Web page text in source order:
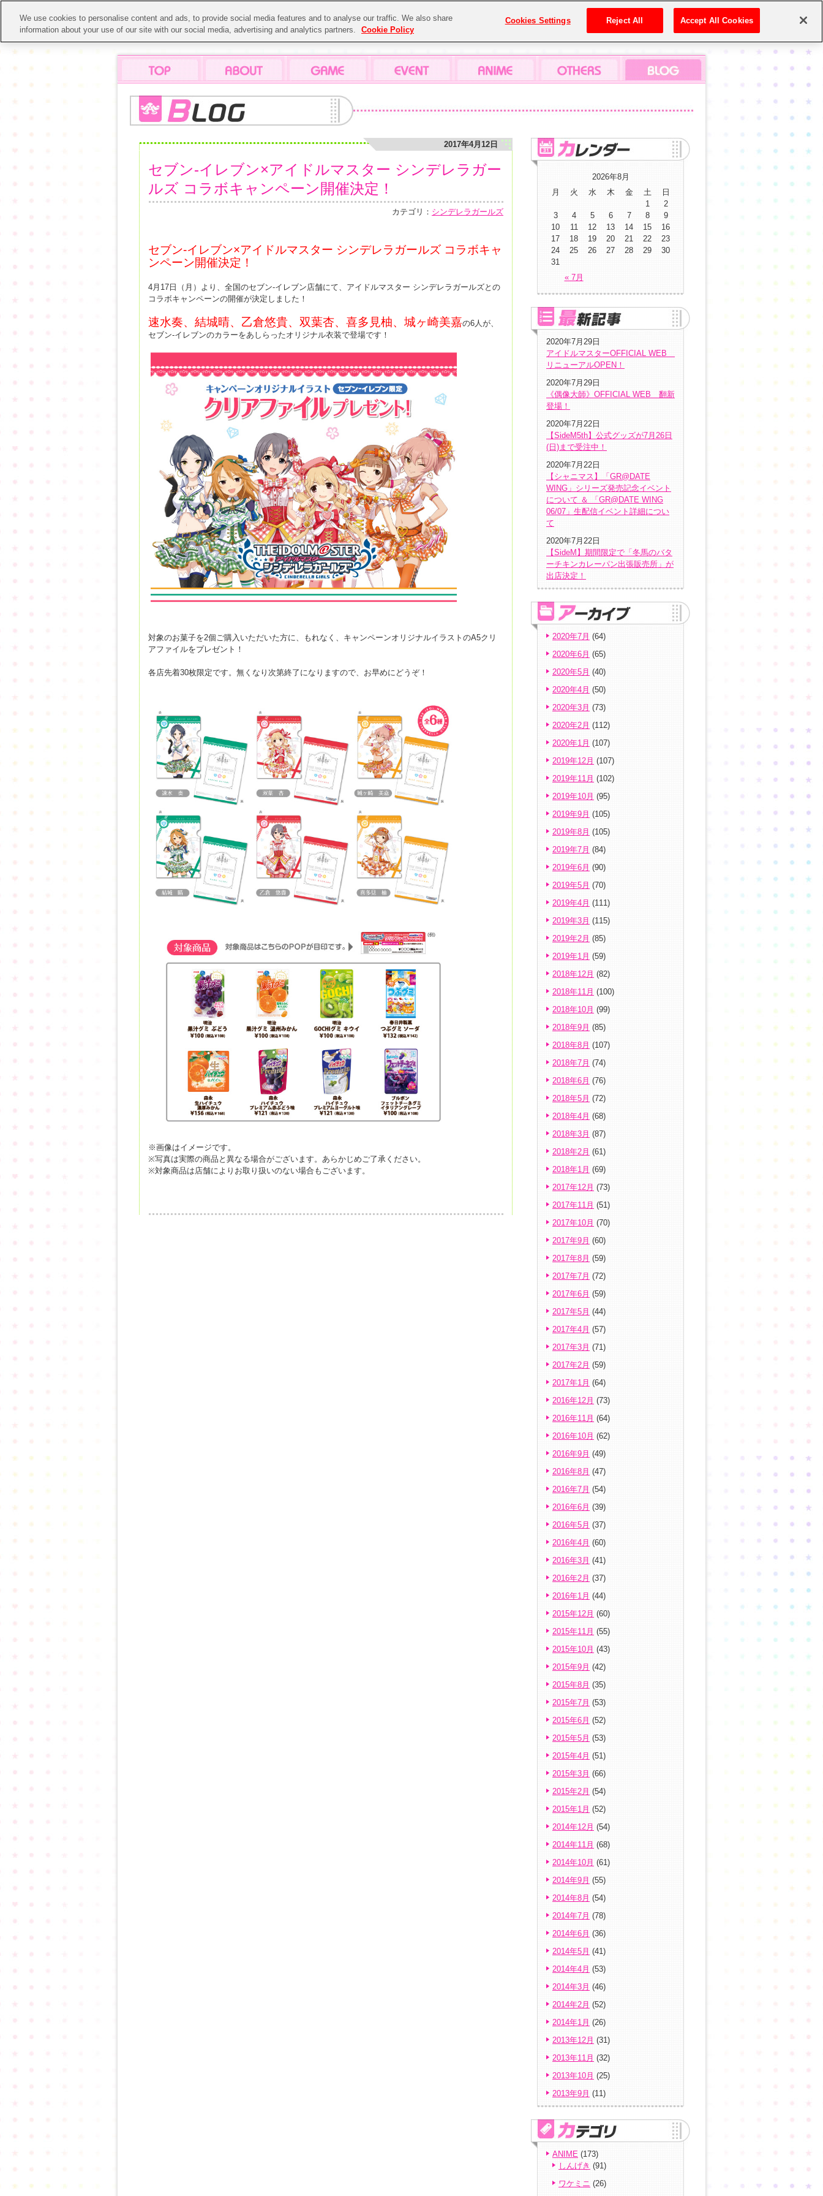
2017年4月12日
セブン‐イレブン×アイドルマスター シンデレラガー
ルズ コラボキャンペーン開催決定！
カテゴリ： シンデレラガールズ
セブン‐イレブン×アイドルマスター シンデレラガールズ コラボキャ
ンペーン開催決定！
4月17日（月）より、全国のセブン-イレブン店舗にて、アイドルマスター シンデレラガールズとの
コラボキャンペーンの開催が決定しました！
速水奏、結城晴、乙倉悠貴、双葉杏、喜多見柚、城ヶ崎美嘉の6人が、
セブン-イレブンのカラーをあしらったオリジナル衣装で登場です！
対象のお菓子を2個ご購入いただいた方に、もれなく、キャンペーンオリジナルイラストのA5クリ
アファイルをプレゼント！
各店先着30枚限定です。無くなり次第終了になりますので、お早めにどうぞ！
※画像はイメージです。
※写真は実際の商品と異なる場合がございます。あらかじめご了承ください。
※対象商品は店舗によりお取り扱いのない場合もございます。
2026年8月
月
火 水 木 金 土 日
« 7月
1
2
3
4 5 6 7 8
9
10
11 12 13 14 15
16
17
18 19 20 21 22
23
24
25 26 27 28 29
30
31
2020年7月29日
アイドルマスターOFFICIAL WEB
リニューアルOPEN！
2020年7月29日
《偶像大師》OFFICIAL WEB 翻新
登場！
2020年7月22日
【SideM5th】公式グッズが7月26日
(日)まで受注中！
2020年7月22日
【シャニマス】「GR@DATE
WING」シリーズ発売記念イベント
について ＆ 「GR@DATE WING
06/07」生配信イベント詳細につい
て
2020年7月22日
【SideM】期間限定で「冬馬のバタ
ーチキンカレーパン出張販売所」が
出店決定！
2020年7月 (64)
2020年6月 (65)
2020年5月 (40)
2020年4月 (50)
2020年3月 (73)
2020年2月 (112)
2020年1月 (107)
2019年12月 (107)
2019年11月 (102)
2019年10月 (95)
2019年9月 (105)
2019年8月 (105)
2019年7月 (84)
2019年6月 (90)
2019年5月 (70)
2019年4月 (111)
2019年3月 (115)
2019年2月 (85)
2019年1月 (59)
2018年12月 (82)
2018年11月 (100)
2018年10月 (99)
2018年9月 (85)
2018年8月 (107)
2018年7月 (74)
2018年6月 (76)
2018年5月 (72)
2018年4月 (68)
2018年3月 (87)
2018年2月 (61)
2018年1月 (69)
2017年12月 (73)
2017年11月 (51)
2017年10月 (70)
2017年9月 (60)
2017年8月 (59)
2017年7月 (72)
2017年6月 (59)
2017年5月 (44)
2017年4月 (57)
2017年3月 (71)
2017年2月 (59)
2017年1月 (64)
2016年12月 (73)
2016年11月 (64)
2016年10月 (62)
2016年9月 (49)
2016年8月 (47)
2016年7月 (54)
2016年6月 (39)
2016年5月 (37)
2016年4月 (60)
2016年3月 (41)
2016年2月 (37)
2016年1月 (44)
2015年12月 (60)
2015年11月 (55)
2015年10月 (43)
2015年9月 (42)
2015年8月 (35)
2015年7月 (53)
2015年6月 (52)
2015年5月 (53)
2015年4月 (51)
2015年3月 (66)
2015年2月 (54)
2015年1月 (52)
2014年12月 (54)
2014年11月 (68)
2014年10月 (61)
2014年9月 (55)
2014年8月 (54)
2014年7月 (78)
2014年6月 (36)
2014年5月 (41)
2014年4月 (53)
2014年3月 (46)
2014年2月 (52)
2014年1月 (26)
2013年12月 (31)
2013年11月 (32)
2013年10月 (25)
2013年9月 (11)
ANIME (173)
しんげき (91)
ワケミニ (26)
We use cookies to personalise content and ads, to provide social media features and to analyse our traffic. We also share
information about your use of our site with our social media, advertising and analytics partners.
Cookie Policy
Cookies Settings Reject All Accept All Cookies